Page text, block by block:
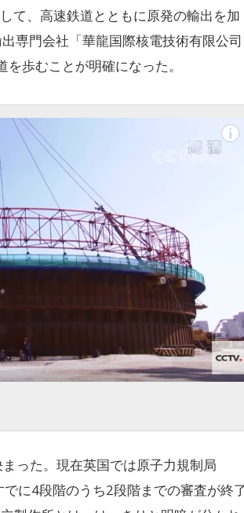
て、高速鉄道とともに原発の輸出を加
専門会社「華龍国際核電技術有限公司
歩むことが明確になった。
った。現在英国では原子力規制局
に4段階のうち2段階までの審査が終